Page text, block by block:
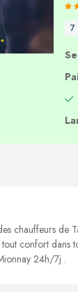
7
chauffeurs de
confort dans
24h/7j .